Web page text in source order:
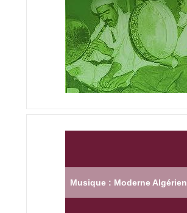
Musique : Moderne Algérien